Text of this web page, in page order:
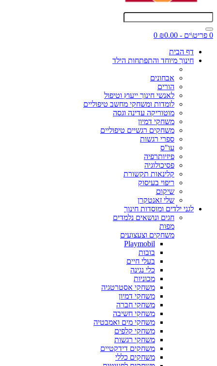
0 פריט\ים - ₪0.00
0
דף הבית
חינוך מיוחד והתפתחות הילד
אבחונים
הורים
לאנשי חינוך ייעוץ וטיפול
לומדות ומשחקי מחשב טיפוליים
מוטוריקה עדינה וגסה
משחקי דמיון
משחקים רגשיים טיפוליים
ספרי רגשות
עו"ס
פיזיותרפיה
פסיכולוגיה
קלינאות תקשורת
ריפוי בעיסוק
שיקום
שלי זאנטקרן
לגני ילדים ומוסדות חינוך
חגים ונושאים נלמדים
מפות
משחקים וצעצועים
Playmobil
בובות
בעלי חיים
כלי נגינה
מכוניות
משחקי אסטרטגיה
משחקי דמיון
משחקי חברה
משחקי חשיבה
משחקי מים ואמבטיה
משחקי קלפים
משחקי רגשות
משחקים דידקטיים
משחקים כללי